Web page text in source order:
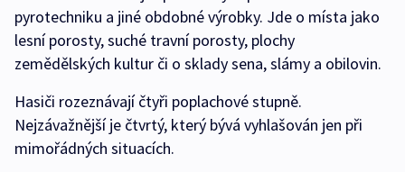
pyrotechniku a jiné obdobné výrobky. Jde o místa jako
lesní porosty, suché travní porosty, plochy
zemědělských kultur či o sklady sena, slámy a obilovin.
Hasiči rozeznávají čtyři poplachové stupně.
Nejzávažnější je čtvrtý, který bývá vyhlašován jen při
mimořádných situacích.